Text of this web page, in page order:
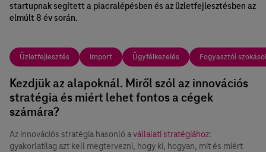
startupnak segített a piacralépésben és az üzletfejlesztésben az
elmúlt 8 év során.
Üzletfejlesztés Import Ügyfélkezelés Fogyasztói
Kezdjük az alapoknál. Miről szól az innovációs
stratégia és miért lehet fontos a cégek
számára?
Az innovációs stratégia hasonló avállalati stratégiához:
gyakorlatilag azt kell megtervezni, hogy ki, hogyan, mit és miért